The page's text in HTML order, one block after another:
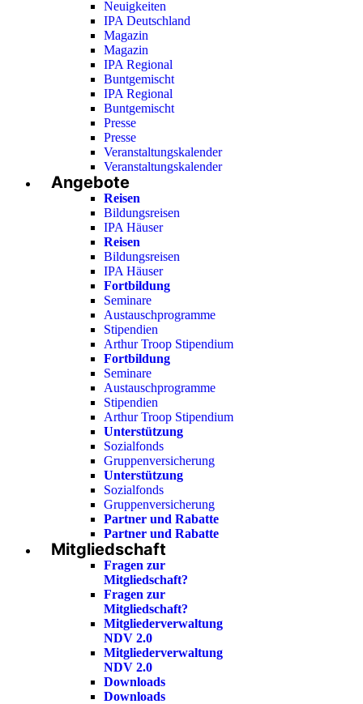
Neuigkeiten
IPA Deutschland
Magazin
Magazin
IPA Regional
Buntgemischt
IPA Regional
Buntgemischt
Presse
Presse
Veranstaltungskalender
Veranstaltungskalender
Angebote
Reisen
Bildungsreisen
IPA Häuser
Reisen
Bildungsreisen
IPA Häuser
Fortbildung
Seminare
Austauschprogramme
Stipendien
Arthur Troop Stipendium
Fortbildung
Seminare
Austauschprogramme
Stipendien
Arthur Troop Stipendium
Unterstützung
Sozialfonds
Gruppenversicherung
Unterstützung
Sozialfonds
Gruppenversicherung
Partner und Rabatte
Partner und Rabatte
Mitgliedschaft
Fragen zur
Mitgliedschaft?
Fragen zur
Mitgliedschaft?
Mitgliederverwaltung
NDV 2.0
Mitgliederverwaltung
NDV 2.0
Downloads
Downloads